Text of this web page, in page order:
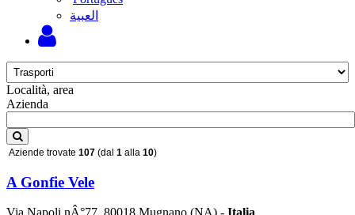
‫العبية
Località, area
Azienda
Aziende trovate 107 (dal 1 alla 10)
A Gonfie Vele